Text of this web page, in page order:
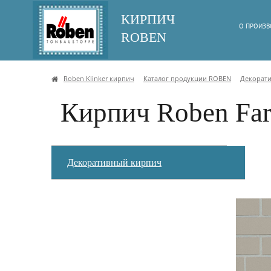
КИРПИЧ
ROBEN
О
Roben Klinker кирпич Каталог продукции ROBEN
Кирпич Roben
Декоративный кирпич